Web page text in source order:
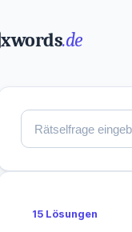
xwords.de
15 Lösungen